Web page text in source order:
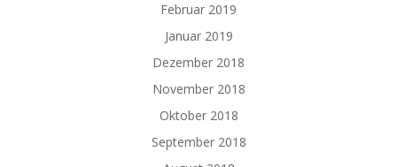
Februar 2019
Januar 2019
Dezember 2018
November 2018
Oktober 2018
September 2018